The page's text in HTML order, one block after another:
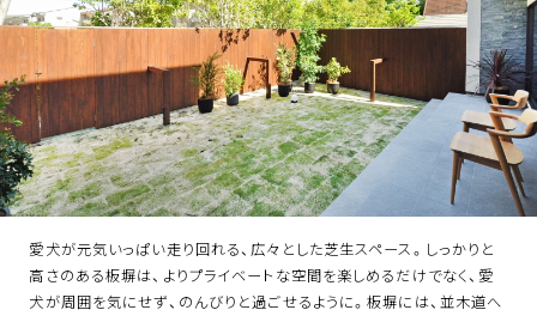
愛犬が元気いっぱい走り回れる、広々とした芝生スペース。しっかりと
高さのある板塀は、よりプライベートな空間を楽しめるだけでなく、愛
犬が周囲を気にせず、のんびりと過ごせるように。板塀には、並木道へ